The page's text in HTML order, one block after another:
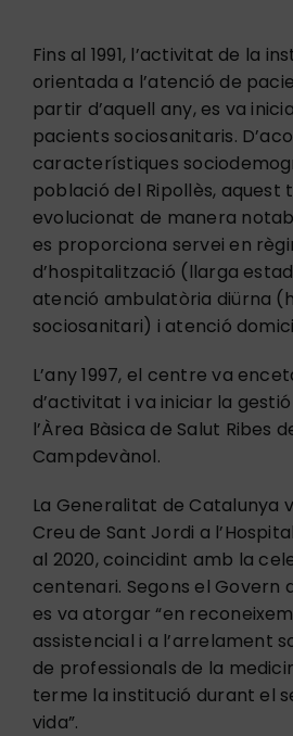
Fins al 1991, l’activitat de la
orientada a l’atenció de
partir d’aquell any, es va
pacients sociosanitaris.
característiques
població del Ripollès, aquest
evolucionat de manera
es proporciona servei en
d’hospitalització (llarga
atenció ambulatòria diürna
sociosanitari) i atenció
L’any 1997, el centre va
d’activitat i va iniciar la gestió
l’Àrea Bàsica de Salut Ribes
Campdevànol.
La Generalitat de Catalunya
Creu de Sant Jordi a
al 2020, coincidint amb la
centenari. Segons el Govern
es va atorgar “en
assistencial i a l’arrelament
de professionals de la
terme la institució durant el
vida”.